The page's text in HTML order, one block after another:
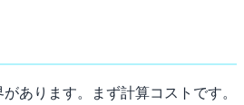
あります。まず計算コストです。